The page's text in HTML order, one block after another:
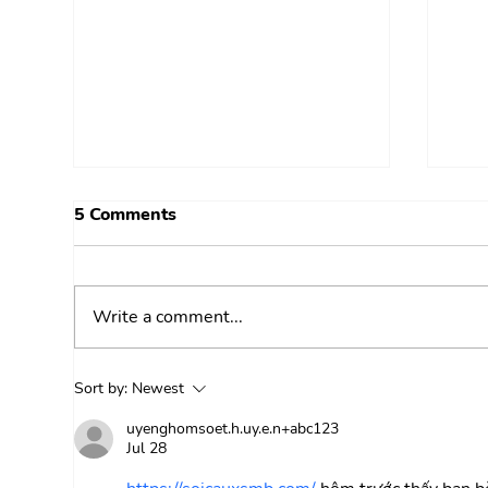
Memorial Day Shopping
Back On Memorial Day
Sales
5 Comments
Write a comment...
Sort by: Newest
uyenghomsoet.h.uy.e.n+abc123
Jul 28